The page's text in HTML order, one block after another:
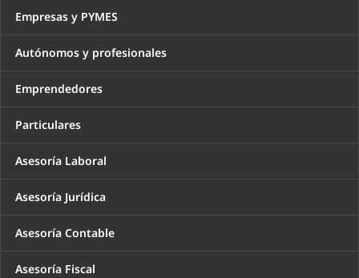
Empresas y PYMES
Autónomos y profesionales
Emprendedores
Particulares
Asesoría Laboral
Asesoría Jurídica
Asesoría Contable
Asesoría Fiscal